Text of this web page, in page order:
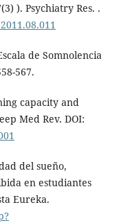
). Psychiatry Res. .
de Somnolencia
567.
capacity and
Med Rev. DOI:
del sueño,
en estudiantes
Eureka.